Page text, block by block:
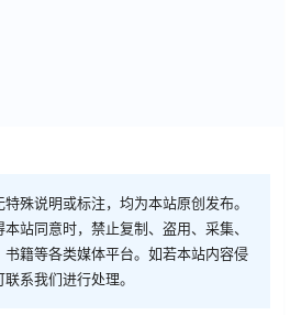
殊说明或标注，均为本站原创发布。
站同意时，禁止复制、盗用、采集、
籍等各类媒体平台。如若本站内容侵
系我们进行处理。